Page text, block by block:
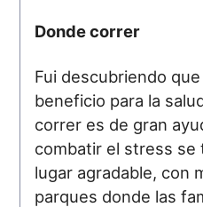
Donde correr
Fui descubriendo
beneficio para la
correr es de gran
combatir el stress se
lugar agradable, con
parques donde las